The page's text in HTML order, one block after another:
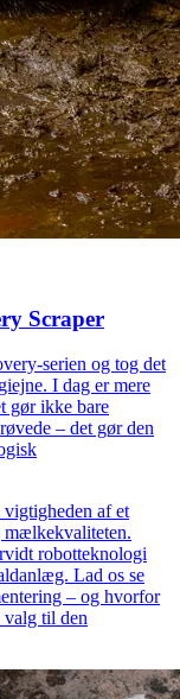
Scraper
serien og tog det
I dag er mere
gør ikke bare
– det gør den
vigtigheden af et
mælkekvaliteten.
robotteknologi
Lad os se
– og hvorfor
til den